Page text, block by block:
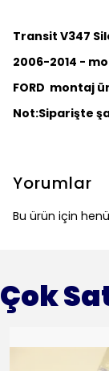
Transit V347
2006-2014 -
FORD montaj
Not:Siparişte
Yorumlar
Bu ürün için
Çok